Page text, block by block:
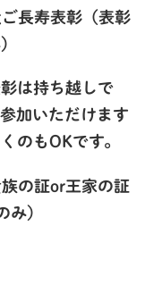
長寿表彰（表彰
は持ち越しで
加いただけます
のもOKです。
の証or王家の証
み）